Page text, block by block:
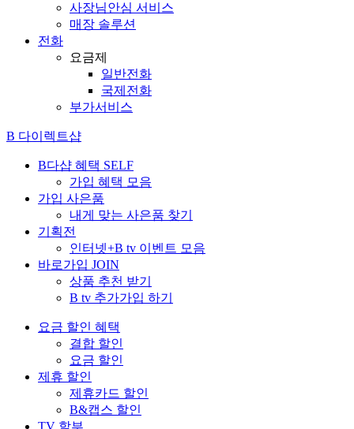
사장님안심 서비스
매장 솔루션
전화
요금제
일반전화
국제전화
부가서비스
B 다이렉트샵
B다샵 혜택 SELF
가입 혜택 모음
가입 사은품
내게 맞는 사은품 찾기
기획전
인터넷+B tv 이벤트 모음
바로가입 JOIN
상품 추천 받기
B tv 추가가입 하기
요금 할인 혜택
결합 할인
요금 할인
제휴 할인
제휴카드 할인
B&캡스 할인
TV 할부